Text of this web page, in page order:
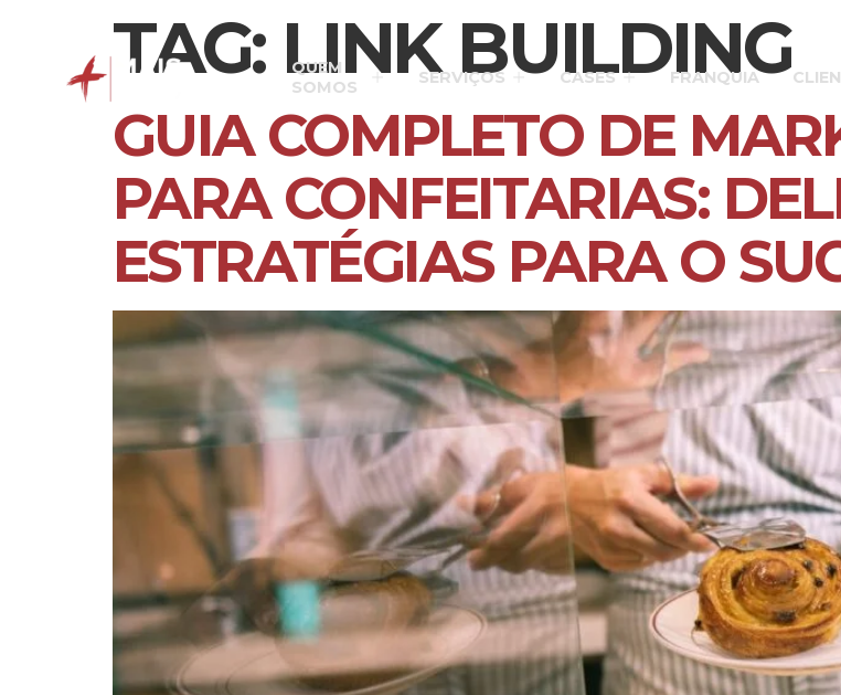
QUEM
SOMOS
SERVIÇOS CASES FRANQUIA
TAG: LINK BUILDING
GUIA COMPLETO DE
PARA CONFEITARIAS:
ESTRATÉGIAS PARA O